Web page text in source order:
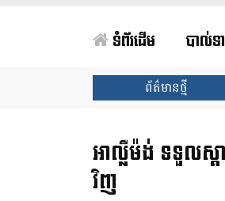
ទំព័រដើម បាល់ទ
ព័ត៌មានថ្មី
អាល្លឺម៉ង់ ទទួលស្
វិញ